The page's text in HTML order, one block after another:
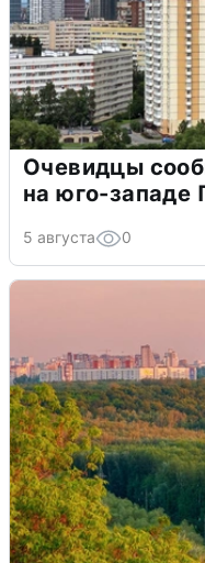
Очевидцы
на юго-западе
5 августа 0